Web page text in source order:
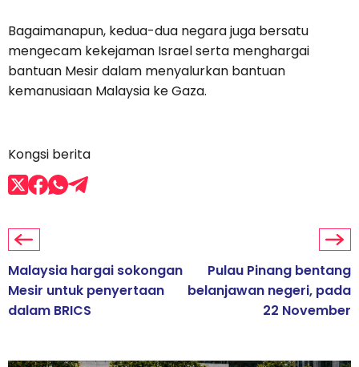
Bagaimanapun, kedua-dua negara juga bersatu
mengecam kekejaman Israel serta menghargai
bantuan Mesir dalam menyalurkan bantuan
kemanusiaan Malaysia ke Gaza.
Kongsi berita
Malaysia hargai sokongan
Mesir untuk penyertaan
dalam BRICS
Pulau Pinang bentang
belanjawan negeri, pada
22 November